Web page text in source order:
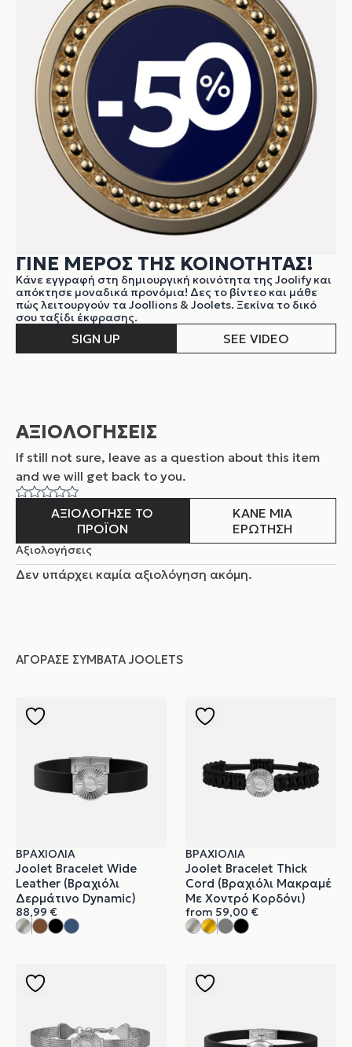
ΓΙΝΕ ΜΕΡΟΣ ΤΗΣ ΚΟΙΝΟΤΗΤΑΣ!
Κάνε εγγραφή στη δημιουργική κοινότητα της Joolify και
απόκτησε μοναδικά προνόμια! Δες το βίντεο και μάθε
πώς λειτουργούν τα Joollions & Joolets. Ξεκίνα το δικό
σου ταξίδι έκφρασης.
SIGN UP SEE VIDEO
ΑΞΙΟΛΟΓΗΣΕΙΣ
If still not sure, leave as a question about this item
and we will get back to you.
ΑΞΙΟΛΟΓΗΣΕ ΤΟ
ΠΡΟΪΟΝ
ΚΑΝΕ ΜΙΑ
ΕΡΩΤΗΣΗ
Αξιολογήσεις
Δεν υπάρχει καμία αξιολόγηση ακόμη.
ΑΓΌΡΑΣΕ ΣΥΜΒΑΤΆ JOOLETS
ΒΡΑΧΙΌΛΙΑ
Joolet Bracelet Wide
Leather (Βραχιόλι
Δερμάτινο Dynamic)
88,99 €
ΒΡΑΧΙΌΛΙΑ
Joolet Bracelet Thick
Cord (Βραχιόλι Μακραμέ
Με Χοντρό Κορδόνι)
from 59,00 €